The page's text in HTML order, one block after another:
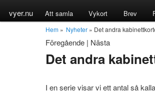
vyer.nu Att samla Vykort Brev
Hem » Nyheter » Det andra
Föregående | Nästa
Det andra
I en serie visar vi ett antal så